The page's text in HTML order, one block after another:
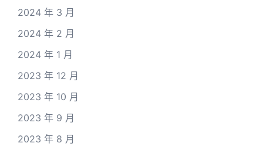
2024 年 3 月
2024 年 2 月
2024 年 1 月
2023 年 12 月
2023 年 10 月
2023 年 9 月
2023 年 8 月